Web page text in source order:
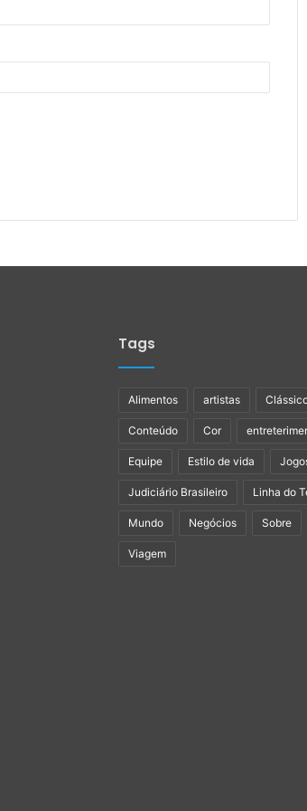
Tags
Alimentos artistas
Conteúdo Cor
Equipe Estilo de vida
Judiciário Brasileiro Linha do
Mundo Negócios Sobre
Viagem